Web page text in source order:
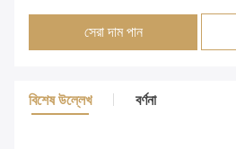
সেরা দাম পান
বিশেষ উল্লেখ বর্ণনা